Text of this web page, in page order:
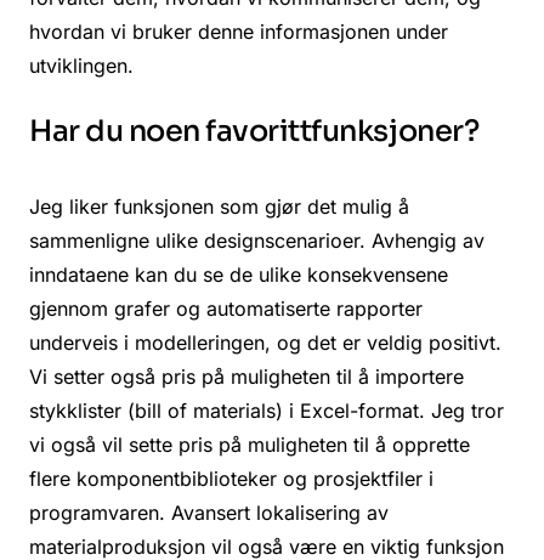
hvordan vi bruker denne informasjonen under
utviklingen.
Har du noen favorittfunksjoner?
Jeg liker funksjonen som gjør det mulig å
sammenligne ulike designscenarioer. Avhengig av
inndataene kan du se de ulike konsekvensene
gjennom grafer og automatiserte rapporter
underveis i modelleringen, og det er veldig positivt.
Vi setter også pris på muligheten til å importere
stykklister (bill of materials) i Excel-format. Jeg tror
vi også vil sette pris på muligheten til å opprette
flere komponentbiblioteker og prosjektfiler i
programvaren. Avansert lokalisering av
materialproduksjon vil også være en viktig funksjon